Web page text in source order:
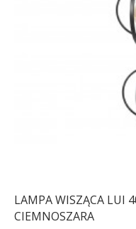
LAMPA WISZĄCA LUI
CIEMNOSZARA